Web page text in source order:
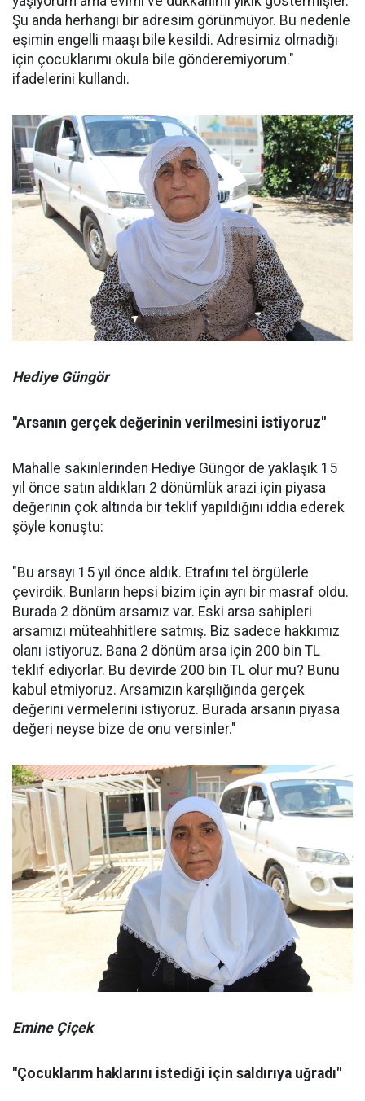
Şu anda herhangi bir adresim görünmüyor. Bu nedenle
eşimin engelli maaşı bile kesildi. Adresimiz olmadığı
için çocuklarımı okula bile gönderemiyorum."
ifadelerini kullandı.
Hediye Güngör
"Arsanın gerçek değerinin verilmesini istiyoruz"
Mahalle sakinlerinden Hediye Güngör de yaklaşık 15
yıl önce satın aldıkları 2 dönümlük arazi için piyasa
değerinin çok altında bir teklif yapıldığını iddia ederek
şöyle konuştu:
"Bu arsayı 15 yıl önce aldık. Etrafını tel örgülerle
çevirdik. Bunların hepsi bizim için ayrı bir masraf oldu.
Burada 2 dönüm arsamız var. Eski arsa sahipleri
arsamızı müteahhitlere satmış. Biz sadece hakkımız
olanı istiyoruz. Bana 2 dönüm arsa için 200 bin TL
teklif ediyorlar. Bu devirde 200 bin TL olur mu? Bunu
kabul etmiyoruz. Arsamızın karşılığında gerçek
değerini vermelerini istiyoruz. Burada arsanın piyasa
değeri neyse bize de onu versinler."
Emine Çiçek
"Çocuklarım haklarını istediği için saldırıya uğradı"